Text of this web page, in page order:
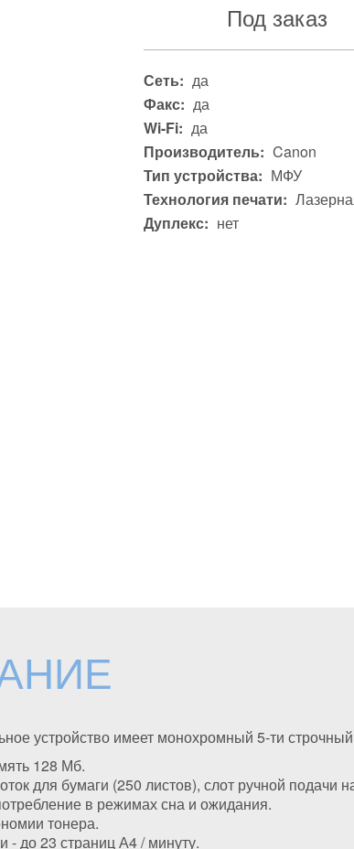
Под заказ
Сеть: да
Факс: да
Wi-Fi: да
Производитель: Canon
Тип устройства: МФУ
Технология печати:
Дуплекс: нет
устройство имеет монохромный 5-ти
128 Мб.
для бумаги (250 листов), слот ручной подачи
в режимах сна и ожидания.
тонера.
- до 23 страниц А4 / минуту.